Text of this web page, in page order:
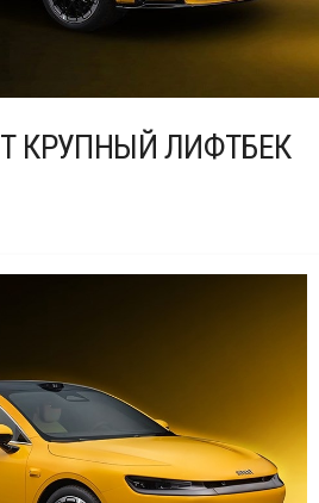
КРУПНЫЙ ЛИФТБЕК